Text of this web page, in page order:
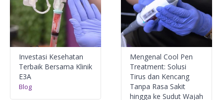
Investasi Kesehatan
Terbaik Bersama Klinik
E3A
Blog
Mengenal Cool Pen
Treatment: Solusi
Tirus dan Kencang
Tanpa Rasa Sakit
hingga ke Sudut Wajah